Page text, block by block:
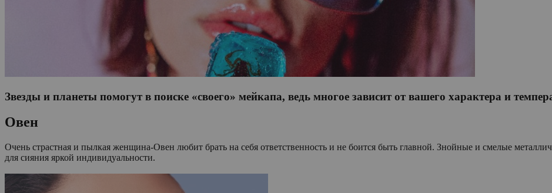
Звезды и планеты помогут в поиске «своего» мейкапа, ведь многое зависит от вашего характера и
Овен
Очень страстная и пылкая женщина-Овен любит брать на себя ответственность и не боится быть главной. Знойные и смелые
для сияния яркой индивидуальности.